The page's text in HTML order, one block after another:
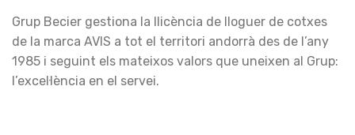
Grup Becier gestiona la llicència de lloguer de cotxes
de la marca AVIS a tot el territori andorrà des de l’any
1985 i seguint els mateixos valors que uneixen al Grup:
l’excel·lència en el servei.